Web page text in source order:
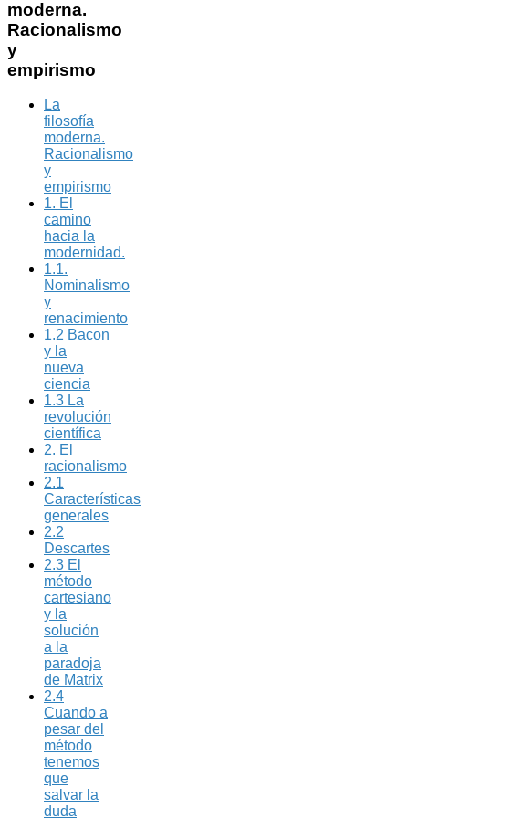
moderna.
Racionalismo
y
empirismo
La
filosofía
moderna.
Racionalismo
y
empirismo
1. El
camino
hacia la
modernidad.
1.1.
Nominalismo
y
renacimiento
1.2 Bacon
y la
nueva
ciencia
1.3 La
revolución
científica
2. El
racionalismo
2.1
Características
generales
2.2
Descartes
2.3 El
método
cartesiano
y la
solución
a la
paradoja
de Matrix
2.4
Cuando a
pesar del
método
tenemos
que
salvar la
duda